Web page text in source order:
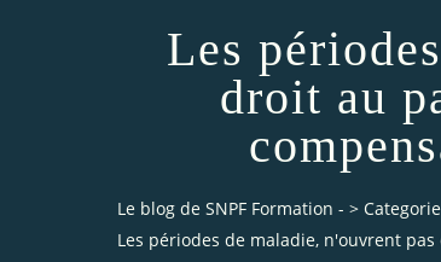
Les
droit au
Le blog de SNPF Formation - >
Les périodes de maladie, n'ouvrent